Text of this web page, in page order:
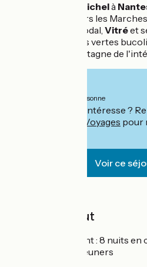
Mont Saint-Michelà
Régalante, à travers les
et son château féodal, Vitréet
colombages, voies vertes
saucisse… une Bretagne de
par personne
Ce séjour vous intéresse ?
Abicyclette Voyages pour
Voir ce
Le prix inclut
Hébergement : 8 nuits
8 petits-déjeuners